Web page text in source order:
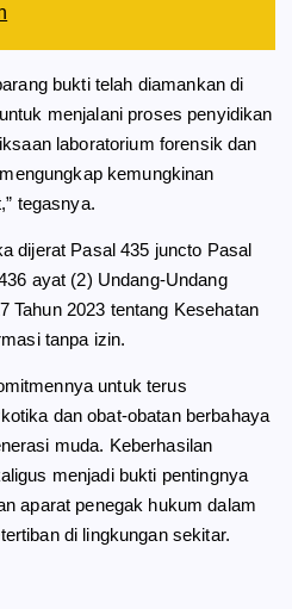
bukti telah diamankan di
menjalani proses penyidikan
laboratorium forensik dan
kemungkinan
tegasnya.
dijerat Pasal 435 juncto Pasal
ayat (2) Undang-Undang
Tahun 2023 tentang Kesehatan
tanpa izin.
untuk terus
dan obat-obatan berbahaya
muda. Keberhasilan
menjadi bukti pentingnya
aparat penegak hukum dalam
di lingkungan sekitar.